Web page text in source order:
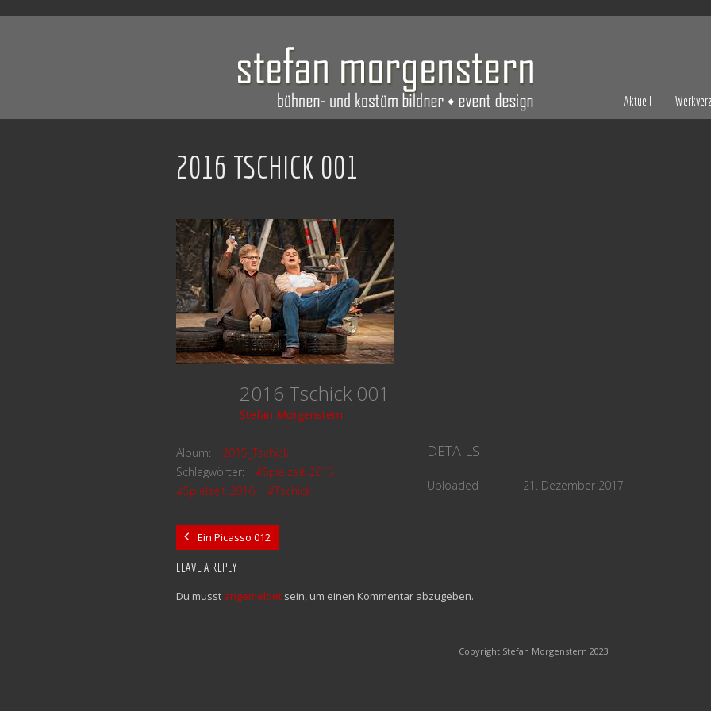
Aktuell
2016 TSCHICK 001
2016 Tschick 001
Stefan Morgenstern
Album:
2015_Tschick
Schlagwörter:
#Spielzeit 2015
#Spielzeit 2016
#Tschick
DETAILS
Uploaded 21. Dezember 2017
Ein Picasso 012
LEAVE A REPLY
Du musst angemeldet sein, um einen Kommentar abzugeben.
Copyright Stefan Morgenstern 2023